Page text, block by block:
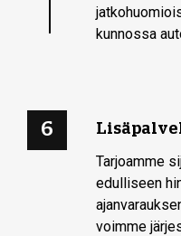
kunnossa
6
Tarjoamme
edulliseen
voimme